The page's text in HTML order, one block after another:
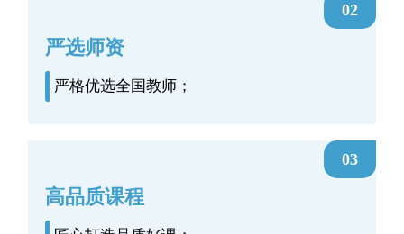
02
严选师资
严格优选全国教师；
03
高品质课程